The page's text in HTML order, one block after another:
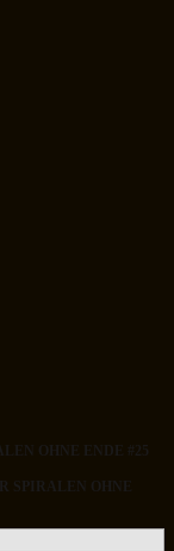
OHNE ENDE #25
SPIRALEN OHNE